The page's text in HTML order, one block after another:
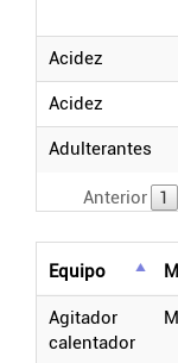
acidez
acidez
adulterantes
Anterior 1
equipo
agitador
calentador